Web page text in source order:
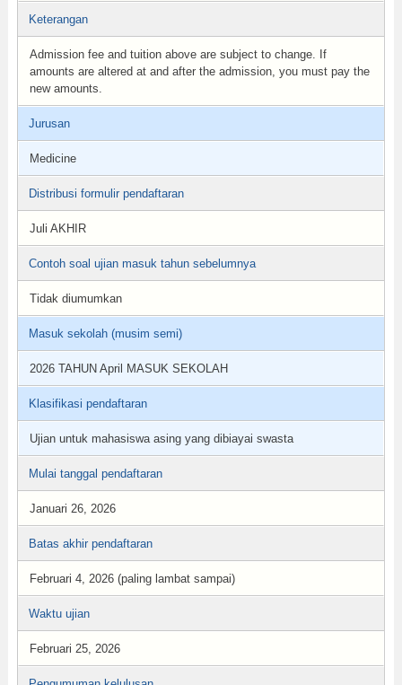
Keterangan
Admission fee and tuition above are subject to change. If
amounts are altered at and after the admission, you must pay the
new amounts.
Jurusan
Medicine
Distribusi formulir pendaftaran
Juli AKHIR
Contoh soal ujian masuk tahun sebelumnya
Tidak diumumkan
Masuk sekolah (musim semi)
2026 TAHUN April MASUK SEKOLAH
Klasifikasi pendaftaran
Ujian untuk mahasiswa asing yang dibiayai swasta
Mulai tanggal pendaftaran
Januari 26, 2026
Batas akhir pendaftaran
Februari 4, 2026 (paling lambat sampai)
Waktu ujian
Februari 25, 2026